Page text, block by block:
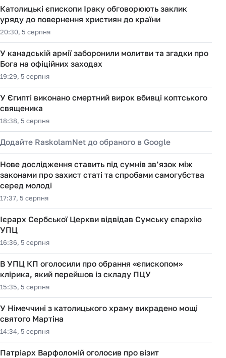
Католицькі єпископи Іраку обговорюють заклик
уряду до повернення християн до країни
20:30, 5 серпня
У канадській армії заборонили молитви та згадки про
Бога на офіційних заходах
19:29, 5 серпня
У Єгипті виконано смертний вирок вбивці коптського
священика
18:38, 5 серпня
Додайте RaskolamNet до обраного в Google
Нове дослідження ставить під сумнів зв’язок між
законами про захист статі та спробами самогубства
серед молоді
17:37, 5 серпня
Ієрарх Сербської Церкви відвідав Сумську єпархію
УПЦ
16:36, 5 серпня
В УПЦ КП оголосили про обрання «єпископом»
клірика, який перейшов із складу ПЦУ
15:35, 5 серпня
У Німеччині з католицького храму викрадено мощі
святого Мартіна
14:34, 5 серпня
Патріарх Варфоломій оголосив про візит